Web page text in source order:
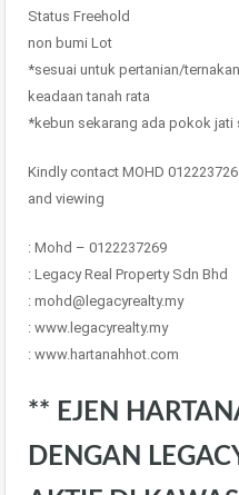
Status Freehold
non bumi Lot
*sesuai untuk pertanian/ternakan
keadaan tanah rata
*kebun sekarang ada pokok jati
Kindly contact MOHD
and viewing
: Mohd – 0122237269
: Legacy Real Property Sdn Bhd
: mohd@legacyrealty.my
: www.legacyrealty.my
: www.hartanahhot.com
** EJEN
DENGAN